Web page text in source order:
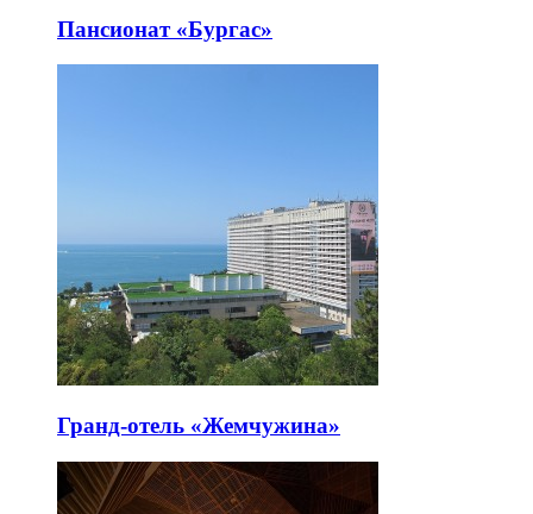
Пансионат «Бургас»
Гранд-отель «Жемчужина»